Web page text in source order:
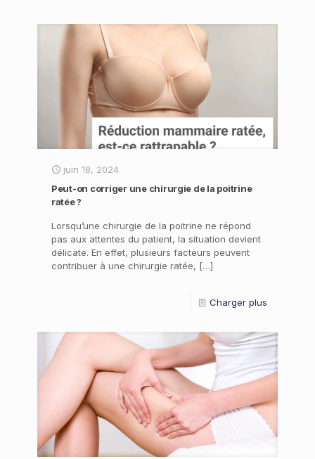
juin 18, 2024
Peut-on corriger une chirurgie de la poitrine
ratée ?
Lorsqu’une chirurgie de la poitrine ne répond
pas aux attentes du patient, la situation devient
délicate. En effet, plusieurs facteurs peuvent
contribuer à une chirurgie ratée, […]
Charger plus